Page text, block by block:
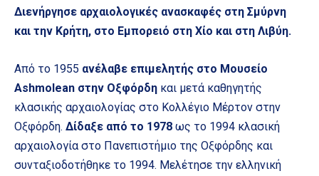
Διενήργησε αρχαιολογικές ανασκαφές στη Σμύρνη
και την Κρήτη, στο Εμπορειό στη Χίο και στη Λιβύη.
Από το 1955 ανέλαβε επιμελητής στο Μουσείο
Ashmolean στην Οξφόρδη και μετά καθηγητής
κλασικής αρχαιολογίας στο Κολλέγιο Μέρτον στην
Οξφόρδη. Δίδαξε από το 1978 ως το 1994 κλασική
αρχαιολογία στο Πανεπιστήμιο της Οξφόρδης και
συνταξιοδοτήθηκε το 1994. Μελέτησε την ελληνική